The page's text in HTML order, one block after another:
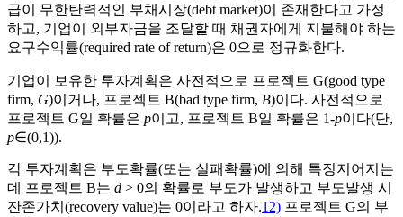
급이 무한탄력적인 부채시장(debt market)이 존재한다고 가정
하고, 기업이 외부자금을 조달할 때 채권자에게 지불해야 하는
요구수익률(required rate of return)은 0으로 정규화한다.
기업이 보유한 투자계획은 사전적으로 프로젝트 G(good type
firm, G)이거나, 프로젝트 B(bad type firm, B)이다. 사전적으로
프로젝트 G일 확률은 p이고, 프로젝트 B일 확률은 1-p이다(단,
p∈(0,1)).
각 투자계획은 부도확률(또는 실패확률)에 의해 특징지어지는
데 프로젝트 B는 d > 0의 확률로 부도가 발생하고 부도발생 시
잔존가치(recovery value)는 0이라고 하자.12) 프로젝트 G의 부